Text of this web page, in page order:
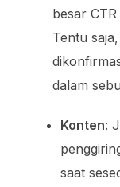
besar
Tentu
dalam
Konten:
saat